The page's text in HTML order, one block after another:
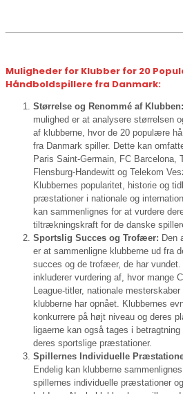
Muligheder for Klubber for 20
Håndboldspillere fra Danmark:
Størrelse og Renommé af Klubben:
mulighed er at analysere størrelsen
af klubberne, hvor de 20 populære
fra Danmark spiller. Dette kan
Paris Saint-Germain, FC Barcelona,
Flensburg-Handewitt og Telekom
Klubbernes popularitet, historie og
præstationer i nationale og
kan sammenlignes for at vurdere
tiltrækningskraft for de danske
Sportslig Succes og Trofæer: Den
er at sammenligne klubberne ud fra
succes og de trofæer, de har vundet.
inkluderer vurdering af, hvor mange
League-titler, nationale
klubberne har opnået. Klubbernes
konkurrere på højt niveau og deres
ligaerne kan også tages i
deres sportslige præstationer.
Spillernes Individuelle
Endelig kan klubberne
spillernes individuelle præstationer